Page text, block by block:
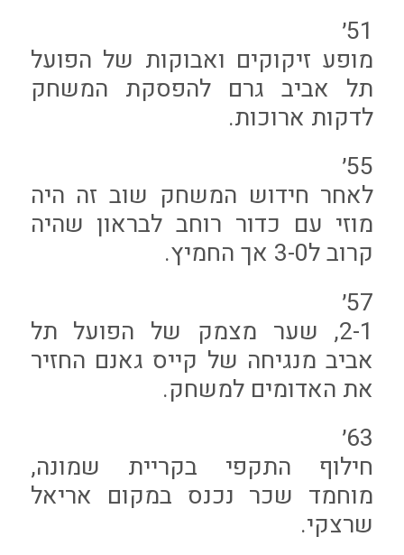
51׳
מופע זיקוקים ואבוקות של הפועל
תל אביב גרם להפסקת המשחק
לדקות ארוכות.
55׳
לאחר חידוש המשחק שוב זה היה
מוזי עם כדור רוחב לבראון שהיה
קרוב ל3-0 אך החמיץ.
57׳
2-1, שער מצמק של הפועל תל
אביב מנגיחה של קייס גאנם החזיר
את האדומים למשחק.
63׳
חילוף התקפי בקריית שמונה,
מוחמד שכר נכנס במקום אריאל
שרצקי.